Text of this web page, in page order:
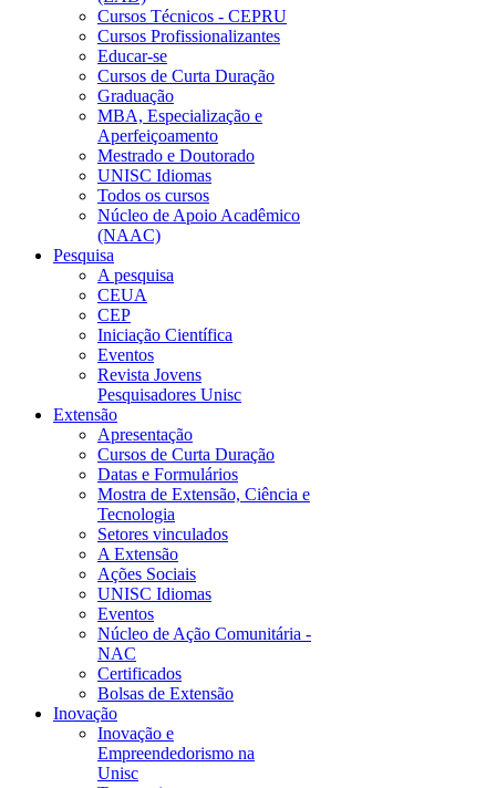
Cursos Técnicos - CEPRU
Cursos Profissionalizantes
Educar-se
Cursos de Curta Duração
Graduação
MBA, Especialização e
Aperfeiçoamento
Mestrado e Doutorado
UNISC Idiomas
Todos os cursos
Núcleo de Apoio Acadêmico
(NAAC)
Pesquisa
A pesquisa
CEUA
CEP
Iniciação Científica
Eventos
Revista Jovens
Pesquisadores Unisc
Extensão
Apresentação
Cursos de Curta Duração
Datas e Formulários
Mostra de Extensão, Ciência e
Tecnologia
Setores vinculados
A Extensão
Ações Sociais
UNISC Idiomas
Eventos
Núcleo de Ação Comunitária -
NAC
Certificados
Bolsas de Extensão
Inovação
Inovação e
Empreendedorismo na
Unisc